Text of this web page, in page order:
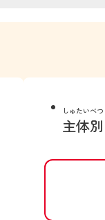
主体別
しゅたいべつ